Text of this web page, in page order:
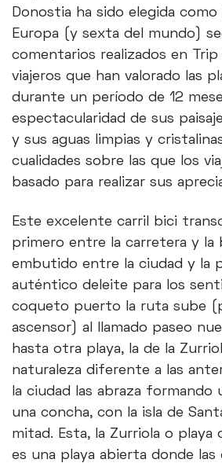
Donostia ha sido elegida como
Europa (y sexta del mundo)
comentarios realizados en
viajeros que han valorado las
durante un período de 12
espectacularidad de sus
y sus aguas limpias y
cualidades sobre las que los
basado para realizar sus
Este excelente carril bici
primero entre la carretera y la
embutido entre la ciudad y la
auténtico deleite para los
coqueto puerto la ruta sube
ascensor) al llamado paseo
hasta otra playa, la de la
naturaleza diferente a las
la ciudad las abraza formando
una concha, con la isla de
mitad. Esta, la Zurriola o playa
es una playa abierta donde las